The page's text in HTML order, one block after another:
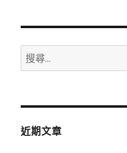
搜
尋
鍵
近期文章